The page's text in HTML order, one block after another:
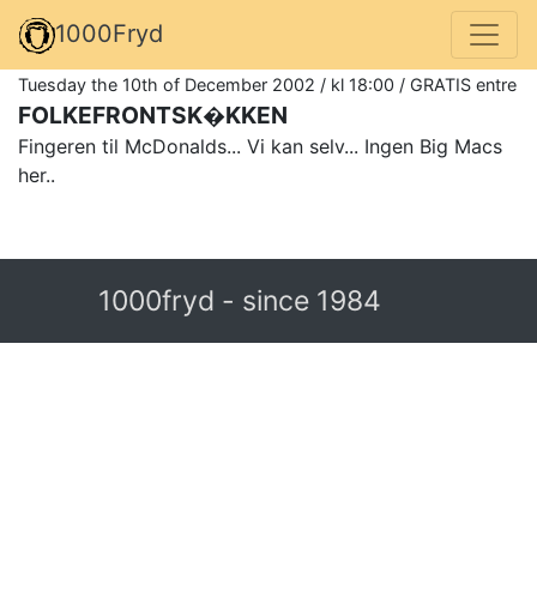
1000Fryd
Tuesday the 10th of December 2002 / kl 18:00 / GRATIS entre
FOLKEFRONTSK�KKEN
Fingeren til McDonalds... Vi kan selv... Ingen Big Macs
her..
1000fryd - since 1984